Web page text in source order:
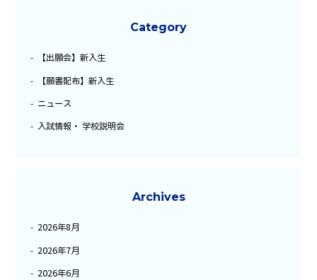
Category
【出願会】新入生
【願書配布】新入生
ニュース
入試情報・ 学校説明会
Archives
2026年8月
2026年7月
2026年6月